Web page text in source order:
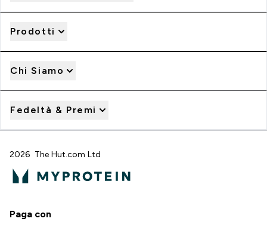
Prodotti
Chi Siamo
Fedeltà & Premi
2026 The Hut.com Ltd
Paga con